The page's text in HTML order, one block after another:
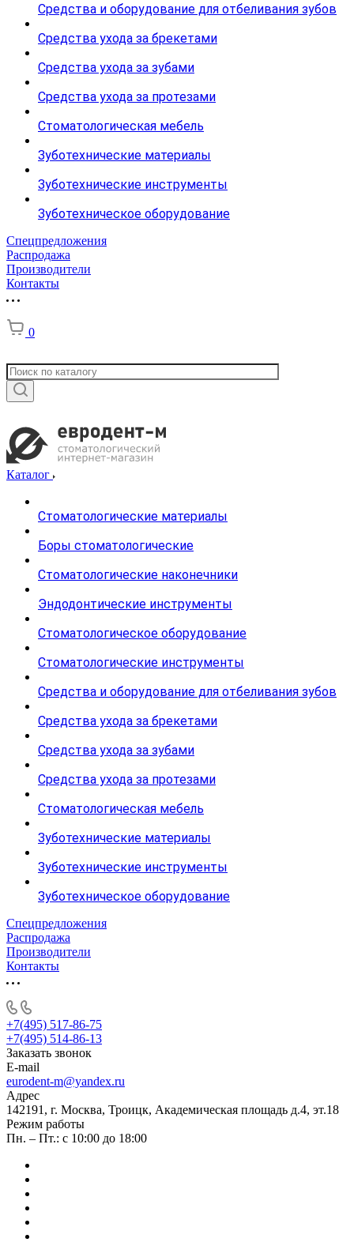
Средства и оборудование для отбеливания зубов
Средства ухода за брекетами
Средства ухода за зубами
Средства ухода за протезами
Стоматологическая мебель
Зуботехнические материалы
Зуботехнические инструменты
Зуботехническое оборудование
Спецпредложения
Распродажа
Производители
Контакты
0
Каталог
Стоматологические материалы
Боры стоматологические
Стоматологические наконечники
Эндодонтические инструменты
Стоматологическое оборудование
Стоматологические инструменты
Средства и оборудование для отбеливания зубов
Средства ухода за брекетами
Средства ухода за зубами
Средства ухода за протезами
Стоматологическая мебель
Зуботехнические материалы
Зуботехнические инструменты
Зуботехническое оборудование
Спецпредложения
Распродажа
Производители
Контакты
+7(495) 517-86-75
+7(495) 514-86-13
Заказать звонок
E-mail
eurodent-m@yandex.ru
Адрес
142191, г. Москва, Троицк, Академическая площадь д.4, эт.18
Режим работы
Пн. – Пт.: с 10:00 до 18:00